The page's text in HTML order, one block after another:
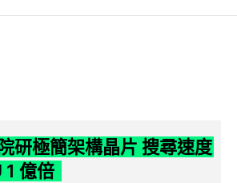
研極簡架構晶片 搜尋速度
1 億倍